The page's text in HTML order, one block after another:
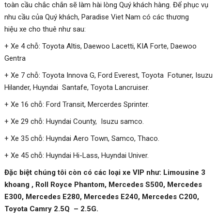
toàn cầu chắc chắn sẽ làm hài lòng Quý khách hàng. Để phục vụ
nhu cầu của Quý khách, Paradise Viet Nam có các thương
hiệu xe cho thuê như sau:
+ Xe 4 chỗ: Toyota Altis, Daewoo Lacetti, KIA Forte, Daewoo
Gentra
+ Xe 7 chỗ: Toyota Innova G, Ford Everest, Toyota Fotuner, Isuzu
Hilander, Huyndai Santafe, Toyota Lancruiser.
+ Xe 16 chỗ: Ford Transit, Mercerdes Sprinter.
+ Xe 29 chỗ: Huyndai County, Isuzu samco.
+ Xe 35 chỗ: Huyndai Aero Town, Samco, Thaco.
+ Xe 45 chỗ: Huyndai Hi-Lass, Huyndai Univer.
Đặc biệt chúng tôi còn có các loại xe VIP như: Limousine 3
khoang , Roll Royce Phantom, Mercedes S500, Mercedes
E300, Mercedes E280, Mercedes E240, Mercedes C200,
Toyota Camry 2.5Q – 2.5G.